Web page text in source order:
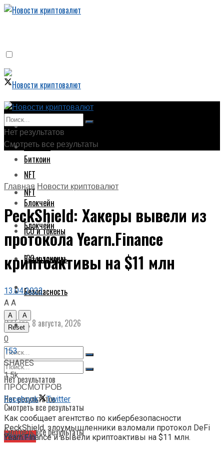
Новости криптовалют
Биткоин
NFT
Блокчейн
ICO и токены
Безопасность
Суббота, 8 августа, 2026
Нет результатов
Смотреть все результаты
Реклама
Новости криптовалют
Биткоин
NFT
Блокчейн
ICO и токены
Безопасность
Нет результатов
Смотреть все результаты
Нет результатов
Смотреть все результаты
ГлавнаяНовости криптовалют
PeckShield: Хакеры вывели из
протокола Yearn.Finance
криптоактивы на $11 млн
13.04.2023
AA
A
A
Reset
0
153
SHARES
1.5k
ПРОСМОТРОВ
Facebook
Twitter
Как сообщает агентство по кибербезопасности
PeckShield, злоумышленники взломали протокол DeFi
Yearn.Finance и вывели криптоактивы на $11 млн.